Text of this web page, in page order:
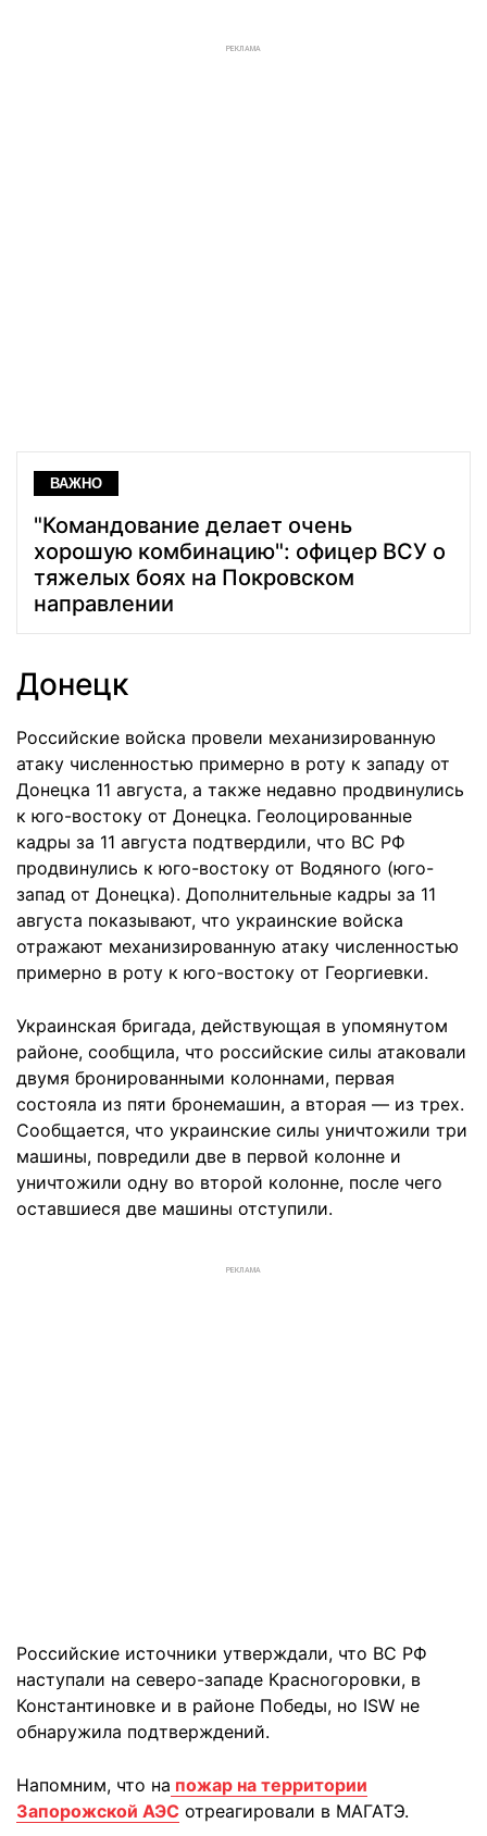
РЕКЛАМА
ВАЖНО
"Командование делает очень
хорошую комбинацию": офицер ВСУ о
тяжелых боях на Покровском
направлении
Донецк
Российские войска провели механизированную
атаку численностью примерно в роту к западу от
Донецка 11 августа, а также недавно продвинулись
к юго-востоку от Донецка. Геолоцированные
кадры за 11 августа подтвердили, что ВС РФ
продвинулись к юго-востоку от Водяного (юго-
запад от Донецка). Дополнительные кадры за 11
августа показывают, что украинские войска
отражают механизированную атаку численностью
примерно в роту к юго-востоку от Георгиевки.
Украинская бригада, действующая в упомянутом
районе, сообщила, что российские силы атаковали
двумя бронированными колоннами, первая
состояла из пяти бронемашин, а вторая — из трех.
Сообщается, что украинские силы уничтожили три
машины, повредили две в первой колонне и
уничтожили одну во второй колонне, после чего
оставшиеся две машины отступили.
РЕКЛАМА
Российские источники утверждали, что ВС РФ
наступали на северо-западе Красногоровки, в
Константиновке и в районе Победы, но ISW не
обнаружила подтверждений.
Напомним, что на пожар на территории
Запорожской АЭС отреагировали в МАГАТЭ.